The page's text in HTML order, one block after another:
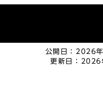
公開日： 2026
更新日：
2026